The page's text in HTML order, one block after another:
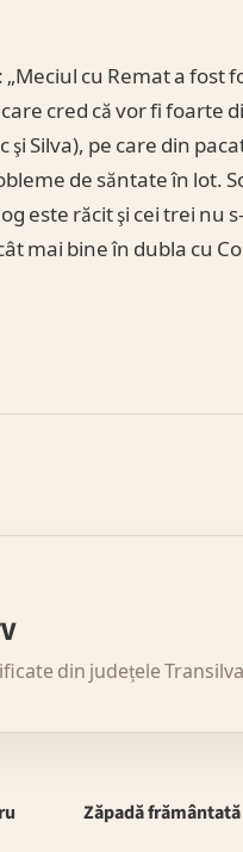
cu Remat a fost
cred că vor fi foarte
Silva), pe care din
de săntate în lot.
este răcit şi cei trei nu
mai bine în dubla cu
din județele
Zăpadă